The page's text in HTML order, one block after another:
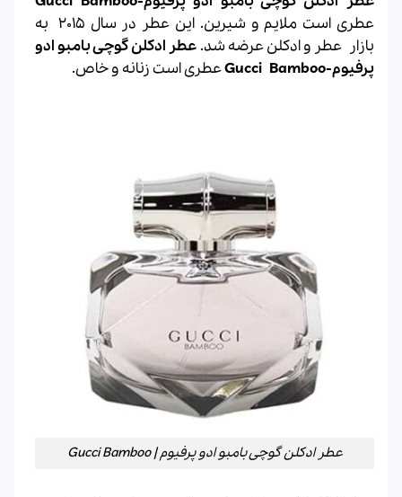
عطری است ملایم و شیرین. این عطر در سال 2015 به
بازارعطر و ادکلن عرضه شد. عطر ادکلنگوچیبامبو ادو
پرفیوم-
GucciBamboo عطری است زنانه و خاص.
عطر ادکلن گوچی بامبو ادو پرفیوم | Gucci Bamboo